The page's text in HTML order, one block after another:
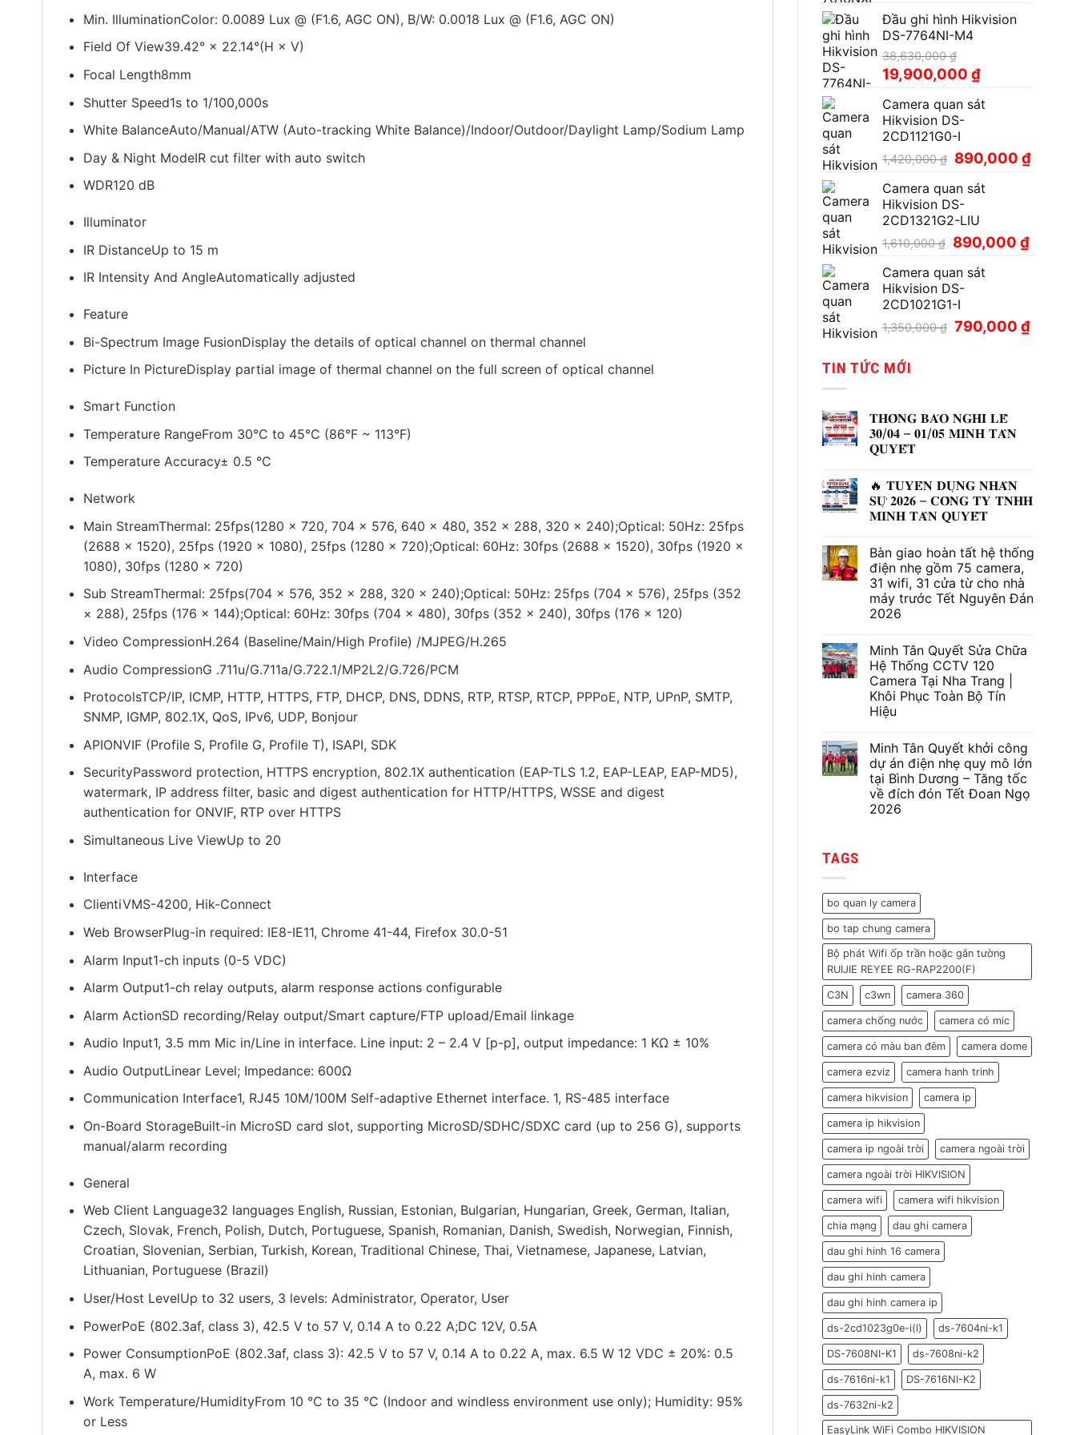
là:
18,500,000 ₫.
tại
là:
Đầu ghi hình Hikvision
DS-7764NI-M4
38,630,000₫
Giá
gốc
là:
38,630,000 ₫.
19,900,000 ₫Giá
tại
Camera quan sát
Hikvision DS-
2CD1121G0-I
1,420,000₫ Giá
là:
1,420,000 ₫.
890,000₫Giá
Camera quan sát
Hikvision DS-
2CD1321G2-LIU
1,610,000₫ Giá
là:
1,610,000 ₫.
890,000₫Giá
Camera quan sát
Hikvision DS-
2CD1021G1-I
1,350,000₫ Giá
790,000₫Giá
TIN TỨC MỚI
𝐓𝐇𝐎̂𝐍𝐆 𝐁𝐀́𝐎 𝐍𝐆𝐇𝐈̉ 𝐋𝐄̂̃
𝟑𝟎/𝟎𝟒 – 𝟎𝟏/𝟎𝟓 𝐌𝐈𝐍𝐇 𝐓𝐀̂𝐍
𝐐𝐔𝐘𝐄̂́𝐓
bình
luận
ở
𝐓𝐇𝐎̂𝐍𝐆
𝐋𝐄̂̃
𝟑𝟎/𝟎𝟒
–
𝟎𝟏/𝟎𝟓
𝐌𝐈𝐍𝐇
𝐓𝐀̂𝐍
𝐐𝐔𝐘𝐄̂́𝐓
🔥 𝐓𝐔𝐘𝐄̂̉𝐍 𝐃𝐔̣𝐍𝐆 𝐍𝐇𝐀̂𝐍
𝐒𝐔̛̣ 𝟐𝟎𝟐𝟔 – 𝐂𝐎̂𝐍𝐆 𝐓𝐘 𝐓𝐍𝐇𝐇
𝐌𝐈𝐍𝐇 𝐓𝐀̂𝐍 𝐐𝐔𝐘𝐄̂́𝐓
bình
luận
ở
🔥
𝐓𝐔𝐘𝐄̂̉𝐍
𝐃𝐔̣𝐍𝐆
𝐍𝐇𝐀̂𝐍
–
𝐂𝐎̂𝐍𝐆
𝐓𝐘
𝐓𝐍𝐇𝐇
𝐌𝐈𝐍𝐇
𝐓𝐀̂𝐍
𝐐𝐔𝐘𝐄̂́𝐓
Bàn giao hoàn tất hệ thống
điện nhẹ gồm 75 camera,
31 wifi, 31 cửa từ cho nhà
máy trước Tết Nguyên Đán
2026
bình
luận
ở
Bàn
giao
hoàn
tất
điện
nhẹ
gồm
75
camera,
31
wifi,
31
Nguyên
Đán
2026
Minh Tân Quyết Sửa Chữa
Hệ Thống CCTV 120
Camera Tại Nha Trang |
Khôi Phục Toàn Bộ Tín
Hiệu
bình
luận
ở
Minh
Tân
Quyết
Sửa
Nha
Trang
|
Khôi
Phục
Toàn
Bộ
Tín
Hiệu
Minh Tân Quyết khởi công
dự án điện nhẹ quy mô lớn
tại Bình Dương – Tăng tốc
về đích đón Tết Đoan Ngọ
2026
Quyết
khởi
công
dự
án
điện
nhẹ
quy
mô
lớn
tại
Bình
Dương
–
Tăng
tốc
về
đích
đón
Tết
Đoan
Ngọ
2026
TAGS
bo quan ly camera
bo tap chung camera
Bộ phát Wifi ốp trần hoặc gắn tường
RUIJIE REYEE RG-RAP2200(F)
C3N c3wn camera 360
camera chống nước camera có mic
camera có màu ban đêm camera dome
camera ezviz camera hanh trinh
camera hikvision camera ip
camera ip hikvision
camera ip ngoài trời camera ngoài trời
camera ngoài trời HIKVISION
camera wifi camera wifi hikvision
chia mạng dau ghi camera
dau ghi hinh 16 camera
dau ghi hinh camera
dau ghi hinh camera ip
ds-2cd1023g0e-i(l) ds-7604ni-k1
DS-7608NI-K1 ds-7608ni-k2
ds-7616ni-k1 DS-7616NI-K2
ds-7632ni-k2
EasyLink WiFi Combo HIKVISION
Min. IlluminationColor: 0.0089 Lux @ (F1.6, AGC ON), B/W: 0.0018 Lux @ (F1.6, AGC ON)
Field Of View39.42° × 22.14°(H × V)
Focal Length8mm
Shutter Speed1s to 1/100,000s
White BalanceAuto/Manual/ATW (Auto-tracking White Balance)/Indoor/Outdoor/Daylight Lamp/Sodium Lamp
Day & Night ModeIR cut filter with auto switch
WDR120 dB
Illuminator
IR DistanceUp to 15 m
IR Intensity And AngleAutomatically adjusted
Feature
Bi-Spectrum Image FusionDisplay the details of optical channel on thermal channel
Picture In PictureDisplay partial image of thermal channel on the full screen of optical channel
Smart Function
Temperature RangeFrom 30°C to 45°C (86°F ~ 113°F)
Temperature Accuracy± 0.5 °C
Network
Main StreamThermal: 25fps(1280 × 720, 704 × 576, 640 × 480, 352 × 288, 320 × 240);Optical: 50Hz: 25fps
(2688 × 1520), 25fps (1920 × 1080), 25fps (1280 × 720);Optical: 60Hz: 30fps (2688 × 1520), 30fps (1920 ×
1080), 30fps (1280 × 720)
Sub StreamThermal: 25fps(704 × 576, 352 × 288, 320 × 240);Optical: 50Hz: 25fps (704 × 576), 25fps (352
× 288), 25fps (176 × 144);Optical: 60Hz: 30fps (704 × 480), 30fps (352 × 240), 30fps (176 × 120)
Video CompressionH.264 (Baseline/Main/High Profile) /MJPEG/H.265
Audio CompressionG .711u/G.711a/G.722.1/MP2L2/G.726/PCM
ProtocolsTCP/IP, ICMP, HTTP, HTTPS, FTP, DHCP, DNS, DDNS, RTP, RTSP, RTCP, PPPoE, NTP, UPnP, SMTP,
SNMP, IGMP, 802.1X, QoS, IPv6, UDP, Bonjour
APIONVIF (Profile S, Profile G, Profile T), ISAPI, SDK
SecurityPassword protection, HTTPS encryption, 802.1X authentication (EAP-TLS 1.2, EAP-LEAP, EAP-MD5),
watermark, IP address filter, basic and digest authentication for HTTP/HTTPS, WSSE and digest
authentication for ONVIF, RTP over HTTPS
Simultaneous Live ViewUp to 20
Interface
ClientiVMS-4200, Hik-Connect
Web BrowserPlug-in required: IE8-IE11, Chrome 41-44, Firefox 30.0-51
Alarm Input1-ch inputs (0-5 VDC)
Alarm Output1-ch relay outputs, alarm response actions configurable
Alarm ActionSD recording/Relay output/Smart capture/FTP upload/Email linkage
Audio Input1, 3.5 mm Mic in/Line in interface. Line input: 2 – 2.4 V [p-p], output impedance: 1 KΩ ± 10%
Audio OutputLinear Level; Impedance: 600Ω
Communication Interface1, RJ45 10M/100M Self-adaptive Ethernet interface. 1, RS-485 interface
On-Board StorageBuilt-in MicroSD card slot, supporting MicroSD/SDHC/SDXC card (up to 256 G), supports
manual/alarm recording
General
Web Client Language32 languages English, Russian, Estonian, Bulgarian, Hungarian, Greek, German, Italian,
Czech, Slovak, French, Polish, Dutch, Portuguese, Spanish, Romanian, Danish, Swedish, Norwegian, Finnish,
Croatian, Slovenian, Serbian, Turkish, Korean, Traditional Chinese, Thai, Vietnamese, Japanese, Latvian,
Lithuanian, Portuguese (Brazil)
User/Host LevelUp to 32 users, 3 levels: Administrator, Operator, User
PowerPoE (802.3af, class 3), 42.5 V to 57 V, 0.14 A to 0.22 A;DC 12V, 0.5A
Power ConsumptionPoE (802.3af, class 3): 42.5 V to 57 V, 0.14 A to 0.22 A, max. 6.5 W 12 VDC ± 20%: 0.5
A, max. 6 W
Work Temperature/HumidityFrom 10 °C to 35 °C (Indoor and windless environment use only); Humidity: 95%
or Less